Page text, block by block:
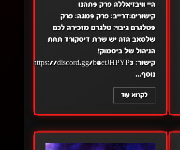
היי וויבזיאללה פרק 9תהנו
קישורים:דרייב: פרק 9מגה: פרק
9טלגרם גיבוי: טלגרם מזכירה לכם
שלסאב הזה יש שרת דיסקורד תחת
הניהול של ביסמוק!
קישור: https://discord.gg/b8etJHPYP3
נוסף...
לקרוא עוד